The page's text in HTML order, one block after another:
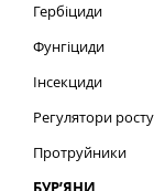
Гербіциди
Фунгіциди
Інсекциди
Регулятори росту
Протруйники